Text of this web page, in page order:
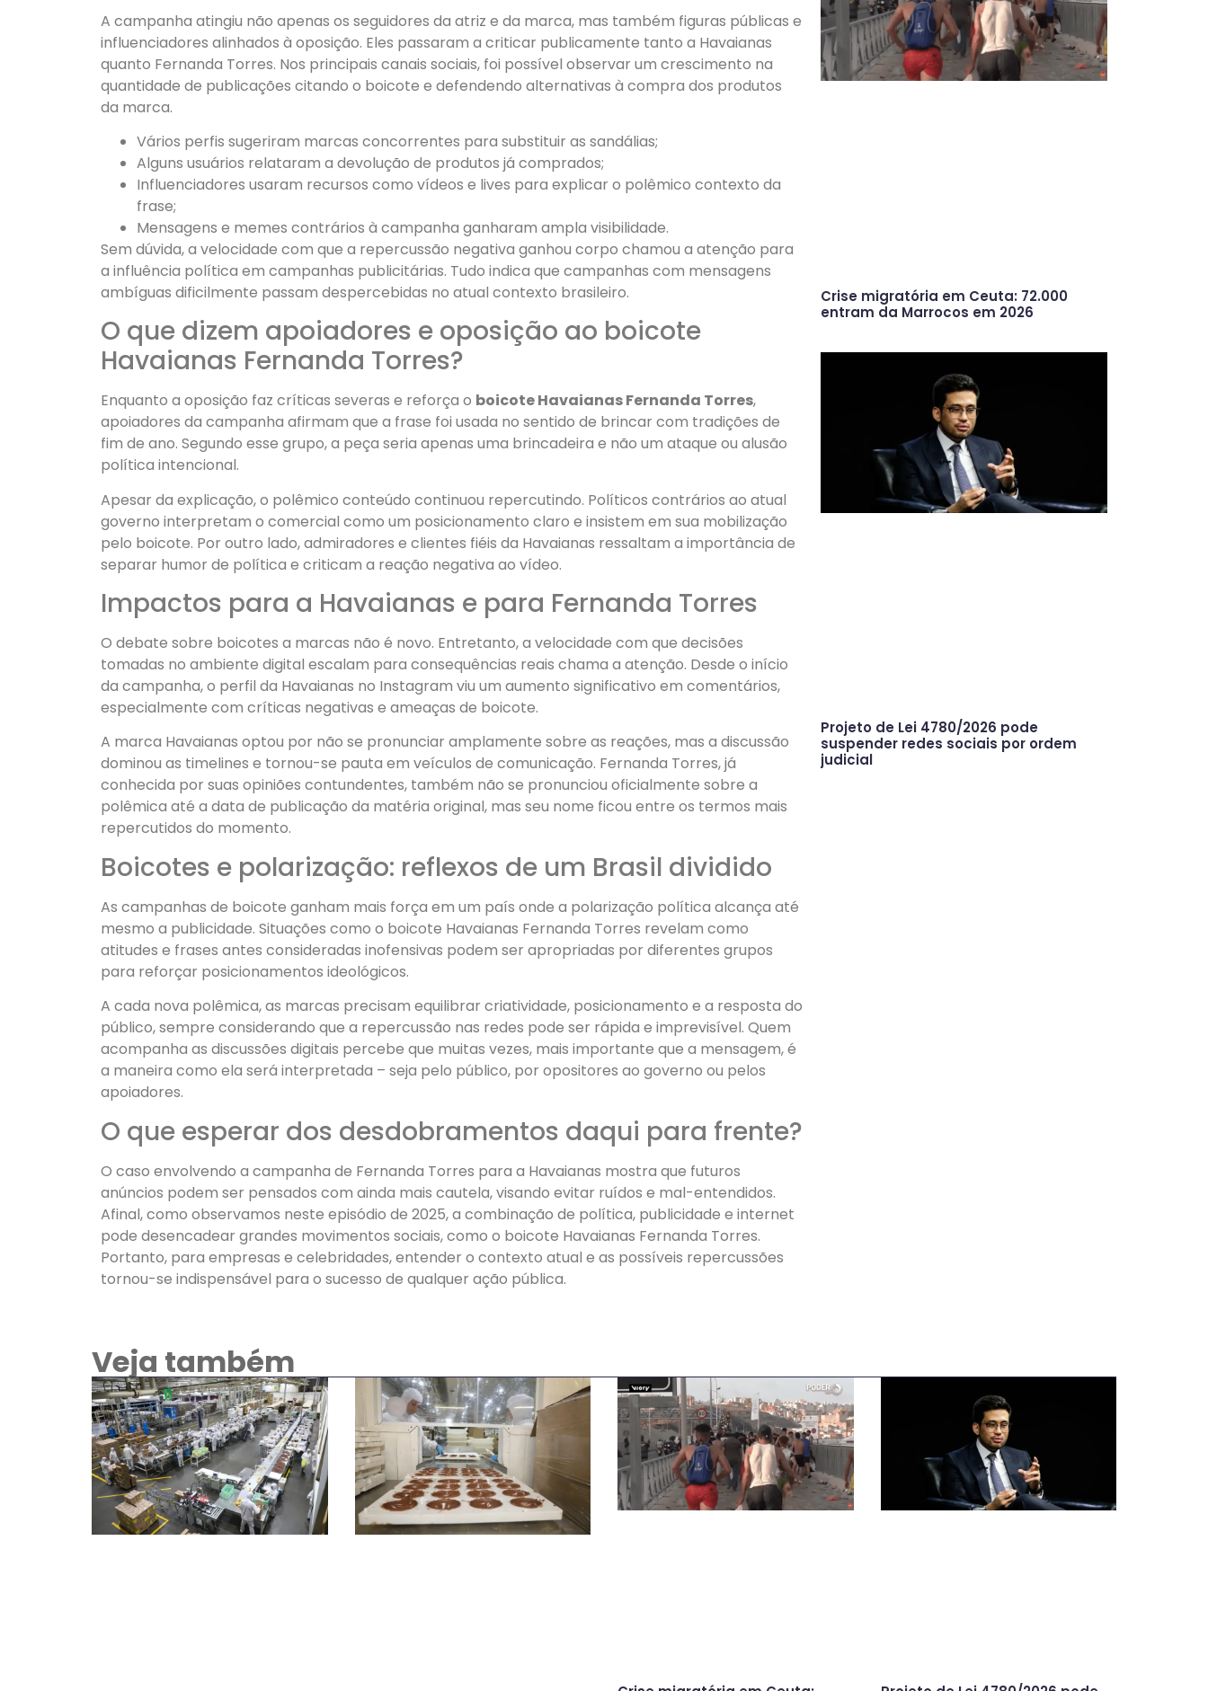
A campanha atingiu não apenas os seguidores da atriz e da marca, mas também figuras públicas e
influenciadores alinhados à oposição. Eles passaram a criticar publicamente tanto a Havaianas
quanto Fernanda Torres. Nos principais canais sociais, foi possível observar um crescimento na
quantidade de publicações citando o boicote e defendendo alternativas à compra dos produtos
da marca.
Vários perfis sugeriram marcas concorrentes para substituir as sandálias;
Alguns usuários relataram a devolução de produtos já comprados;
Influenciadores usaram recursos como vídeos e lives para explicar o polêmico contexto da
frase;
Mensagens e memes contrários à campanha ganharam ampla visibilidade.
Sem dúvida, a velocidade com que a repercussão negativa ganhou corpo chamou a atenção para
a influência política em campanhas publicitárias. Tudo indica que campanhas com mensagens
ambíguas dificilmente passam despercebidas no atual contexto brasileiro.
O que dizem apoiadores e oposição ao boicote
Havaianas Fernanda Torres?
Enquanto a oposição faz críticas severas e reforça o boicote Havaianas Fernanda Torres,
apoiadores da campanha afirmam que a frase foi usada no sentido de brincar com tradições de
fim de ano. Segundo esse grupo, a peça seria apenas uma brincadeira e não um ataque ou alusão
política intencional.
Apesar da explicação, o polêmico conteúdo continuou repercutindo. Políticos contrários ao atual
governo interpretam o comercial como um posicionamento claro e insistem em sua mobilização
pelo boicote. Por outro lado, admiradores e clientes fiéis da Havaianas ressaltam a importância de
separar humor de política e criticam a reação negativa ao vídeo.
Impactos para a Havaianas e para Fernanda Torres
O debate sobre boicotes a marcas não é novo. Entretanto, a velocidade com que decisões
tomadas no ambiente digital escalam para consequências reais chama a atenção. Desde o início
da campanha, o perfil da Havaianas no Instagram viu um aumento significativo em comentários,
especialmente com críticas negativas e ameaças de boicote.
A marca Havaianas optou por não se pronunciar amplamente sobre as reações, mas a discussão
dominou as timelines e tornou-se pauta em veículos de comunicação. Fernanda Torres, já
conhecida por suas opiniões contundentes, também não se pronunciou oficialmente sobre a
polêmica até a data de publicação da matéria original, mas seu nome ficou entre os termos mais
repercutidos do momento.
Boicotes e polarização: reflexos de um Brasil dividido
As campanhas de boicote ganham mais força em um país onde a polarização política alcança até
mesmo a publicidade. Situações como o boicote Havaianas Fernanda Torres revelam como
atitudes e frases antes consideradas inofensivas podem ser apropriadas por diferentes grupos
para reforçar posicionamentos ideológicos.
A cada nova polêmica, as marcas precisam equilibrar criatividade, posicionamento e a resposta do
público, sempre considerando que a repercussão nas redes pode ser rápida e imprevisível. Quem
acompanha as discussões digitais percebe que muitas vezes, mais importante que a mensagem, é
a maneira como ela será interpretada – seja pelo público, por opositores ao governo ou pelos
apoiadores.
O que esperar dos desdobramentos daqui para frente?
O caso envolvendo a campanha de Fernanda Torres para a Havaianas mostra que futuros
anúncios podem ser pensados com ainda mais cautela, visando evitar ruídos e mal-entendidos.
Afinal, como observamos neste episódio de 2025, a combinação de política, publicidade e internet
pode desencadear grandes movimentos sociais, como o boicote Havaianas Fernanda Torres.
Portanto, para empresas e celebridades, entender o contexto atual e as possíveis repercussões
tornou-se indispensável para o sucesso de qualquer ação pública.
Crise migratória em Ceuta: 72.000
entram da Marrocos em 2026
Projeto de Lei 4780/2026 pode
suspender redes sociais por ordem
judicial
Veja também